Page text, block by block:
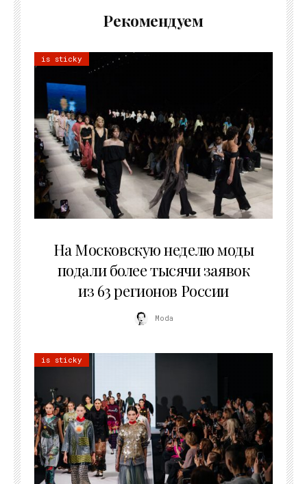
Рекомендуем
is sticky
На Московскую неделю моды
подали более тысячи заявок
из 63 регионов России
Moda
is sticky